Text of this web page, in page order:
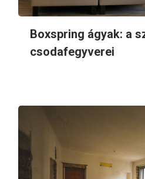
Boxspring ágyak: a
csodafegyverei